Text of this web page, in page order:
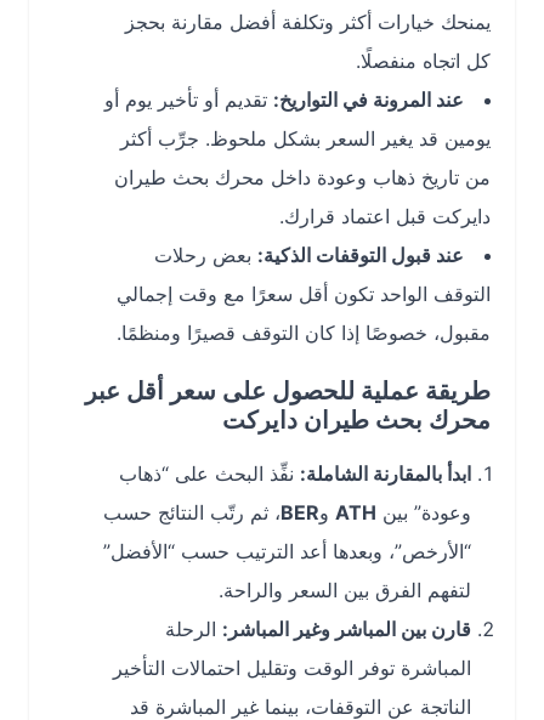
يمنحك خيارات أكثر وتكلفة أفضل مقارنة بحجز
كل اتجاه منفصلًا.
عند المرونة في التواريخ:تقديم أو تأخير يوم أو
يومين قد يغير السعر بشكل ملحوظ. جرِّب أكثر
من تاريخ ذهاب وعودة داخل محرك بحث طيران
دايركت قبل اعتماد قرارك.
عند قبول التوقفات الذكية:بعض رحلات
التوقف الواحد تكون أقل سعرًا مع وقت إجمالي
مقبول، خصوصًا إذا كان التوقف قصيرًا ومنظمًا.
طريقة عملية للحصول على سعر أقل عبر
محرك بحث طيران دايركت
ابدأ بالمقارنة الشاملة:نفِّذ البحث على “ذهاب
وعودة” بينATH وBER ، ثم رتّب النتائج حسب
“الأرخص”، وبعدها أعد الترتيب حسب “الأفضل”
لتفهم الفرق بين السعر والراحة.
قارن بين المباشر وغير المباشر:الرحلة
المباشرة توفر الوقت وتقليل احتمالات التأخير
الناتجة عن التوقفات، بينما غير المباشرة قد